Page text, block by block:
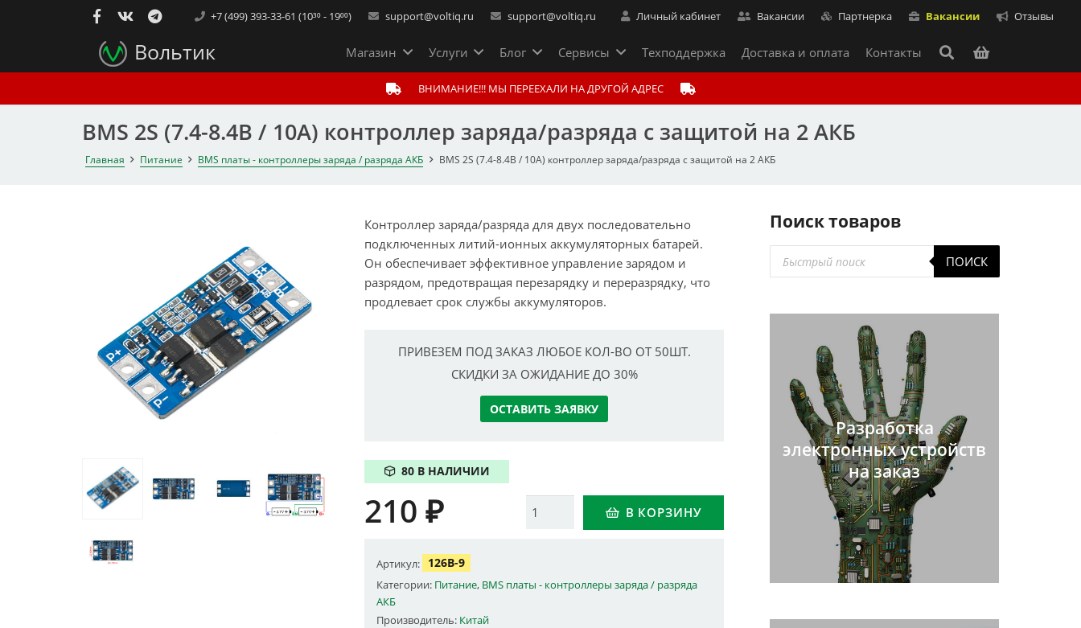
+7 (499) 393-33-61 (10³⁰ - 19⁰⁰) support@voltiq.ru support@voltiq.ru Личный кабинет Вакансии Партнерка Вакансии Отзывы
Вольтик Магазин Услуги Блог Сервисы Техподдержка Доставка и оплата Контакты
ВНИМАНИЕ!!! МЫ ПЕРЕЕХАЛИ НА ДРУГОЙ АДРЕС
BMS 2S (7.4-8.4В / 10А) контроллер заряда/разряда с защитой на 2 АКБ
Главная Питание BMS платы - контроллеры заряда / разряда АКБ BMS 2S (7.4-8.4В / 10А) контроллер заряда/разряда с защитой на 2 АКБ
Контроллер заряда/разряда для двух последовательно
подключенных литий-ионных аккумуляторных батарей.
Он обеспечивает эффективное управление зарядом и
разрядом, предотвращая перезарядку и переразрядку, что
продлевает срок службы аккумуляторов.
ПРИВЕЗЕМ ПОД ЗАКАЗ ЛЮБОЕ КОЛ-ВО ОТ 50ШТ.
СКИДКИ ЗА ОЖИДАНИЕ ДО 30%
ОСТАВИТЬ ЗАЯВКУ
80 В НАЛИЧИИ
Количество В КОРЗИНУ
210₽
Артикул: 126B-9
Категории: Питание, BMS платы - контроллеры заряда / разряда
АКБ
Производитель: Китай
Поиск товаров
Поиск
товаров
ПОИСК
Разработка
электронных устройств
на заказ